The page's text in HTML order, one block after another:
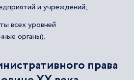
и учреждений;
всех уровней
органы).
права